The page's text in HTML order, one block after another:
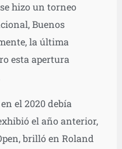
hizo un torneo
Buenos
la última
esta apertura
el 2020 debía
el año anterior,
brilló en Roland